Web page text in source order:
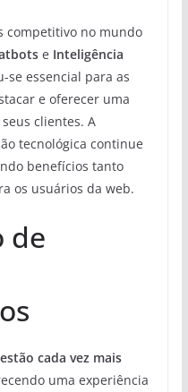
competitivo no mundo
e Inteligência
se essencial para as
e oferecer uma
clientes. A
tecnológica continue
benefícios tanto
os usuários da web.
de
cada vez mais
uma experiência